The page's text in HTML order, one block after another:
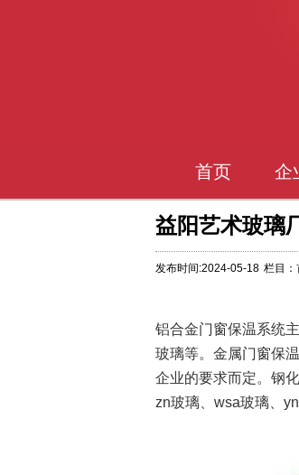
首页 企
益阳艺术玻璃
发布时间:2024-05-18 栏目：
铝合金门窗保温系统
玻璃等。金属门窗保
企业的要求而定。钢
zn玻璃、wsa玻璃、